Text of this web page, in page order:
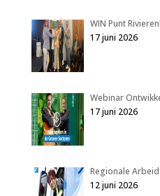
WIN Punt
17 juni 2026
Webinar
17 juni 2026
Regionale
12 juni 2026